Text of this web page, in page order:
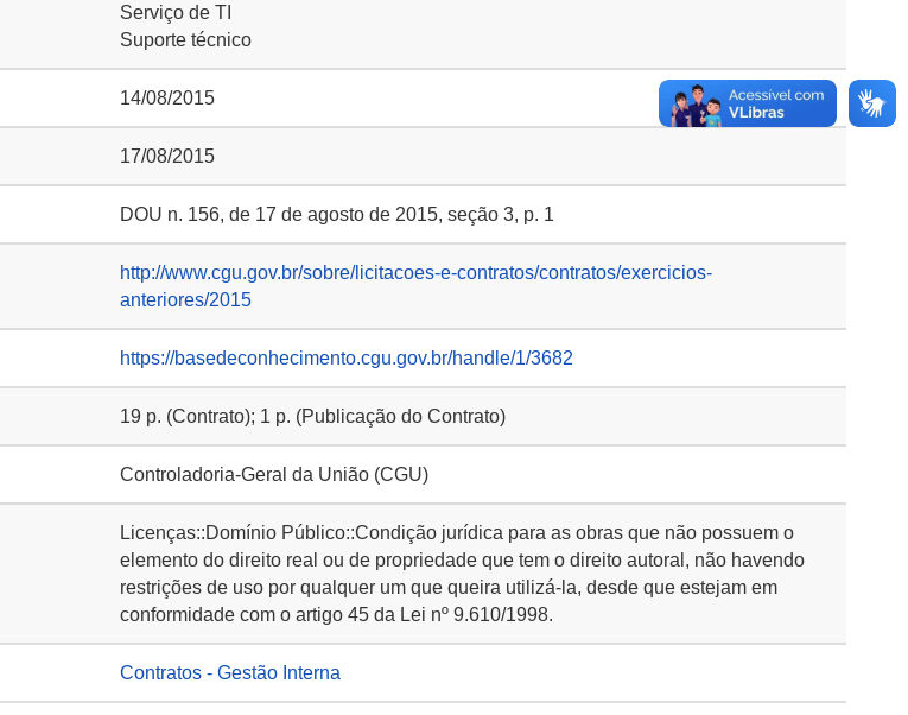
Serviço de TI
Suporte técnico
14/08/2015
17/08/2015
DOU n. 156, de 17 de agosto de 2015, seção 3, p. 1
http://www.cgu.gov.br/sobre/licitacoes-e-contratos/contratos/exercicios-
anteriores/2015
https://basedeconhecimento.cgu.gov.br/handle/1/3682
19 p. (Contrato); 1 p. (Publicação do Contrato)
Controladoria-Geral da União (CGU)
Licenças::Domínio Público::Condição jurídica para as obras que não possuem o
elemento do direito real ou de propriedade que tem o direito autoral, não havendo
restrições de uso por qualquer um que queira utilizá-la, desde que estejam em
conformidade com o artigo 45 da Lei nº 9.610/1998.
Contratos - Gestão Interna